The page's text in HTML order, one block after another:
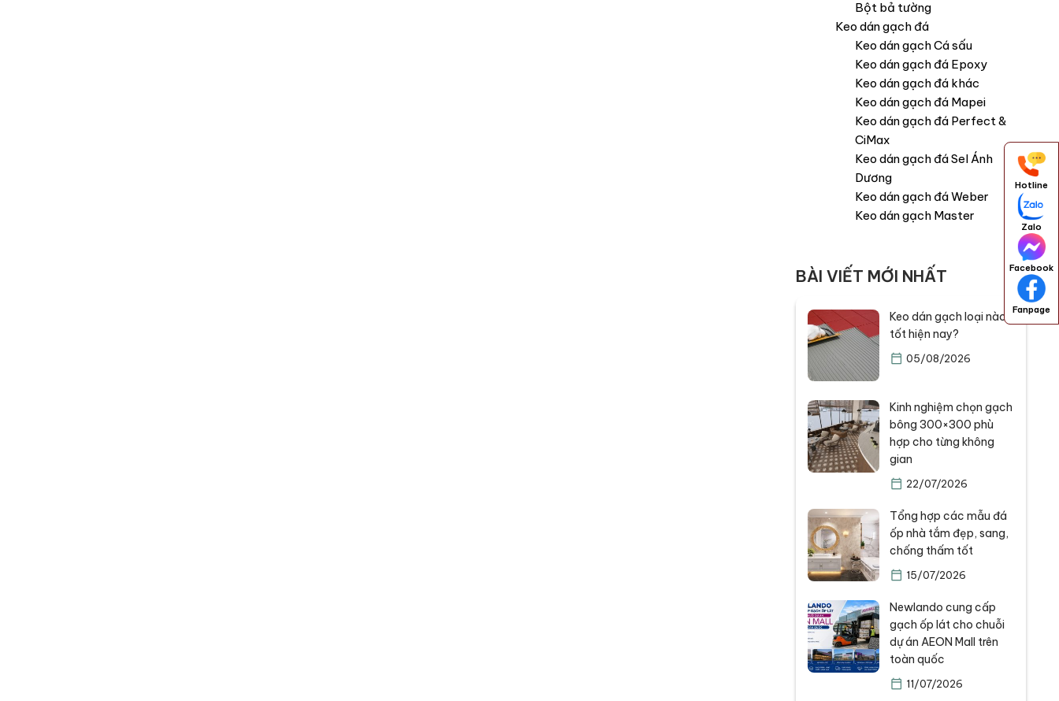
Bột bả tường
Keo dán gạch đá
Keo dán gạch Cá sấu
Keo dán gạch đá Epoxy
Keo dán gạch đá khác
Keo dán gạch đá Mapei
Keo dán gạch đá Perfect &
CiMax
Keo dán gạch đá Sel Ánh
Dương
Keo dán gạch đá Weber
Keo dán gạch Master
BÀI VIẾT MỚI NHẤT
Keo dán gạch loại nào
tốt hiện nay?
05/08/2026
Kinh nghiệm chọn gạch
bông 300×300 phù
hợp cho từng không
gian
22/07/2026
Tổng hợp các mẫu đá
ốp nhà tắm đẹp, sang,
chống thấm tốt
15/07/2026
Newlando cung cấp
gạch ốp lát cho chuỗi
dự án AEON Mall trên
toàn quốc
11/07/2026
Hotline
Zalo
Facebook
Fanpage